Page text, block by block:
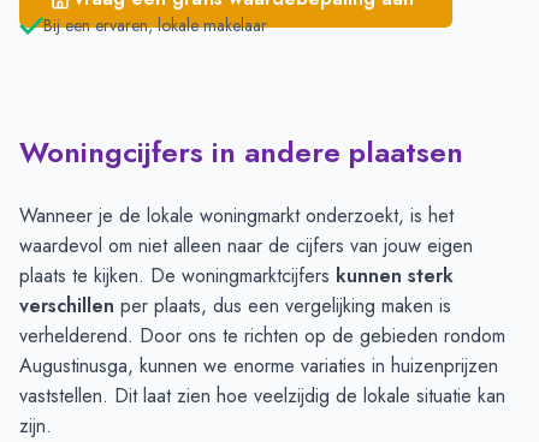
Bij een ervaren, lokale makelaar
Woningcijfers in andere plaatsen
Wanneer je de lokale woningmarkt onderzoekt, is het
waardevol om niet alleen naar de cijfers van jouw eigen
plaats te kijken. De woningmarktcijfers kunnen sterk
verschillen per plaats, dus een vergelijking maken is
verhelderend. Door ons te richten op de gebieden rondom
Augustinusga, kunnen we enorme variaties in huizenprijzen
vaststellen. Dit laat zien hoe veelzijdig de lokale situatie kan
zijn.